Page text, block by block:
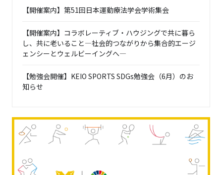
【開催案内】第51回日本運動療法学会学術集会
【開催案内】コラボレーティブ・ハウジングで共に暮ら
し、共に老いること―社会的つながりから集合的エージ
ェンシーとウェルビーイングへ―
【勉強会開催】KEIO SPORTS SDGs勉強会（6月）のお
知らせ